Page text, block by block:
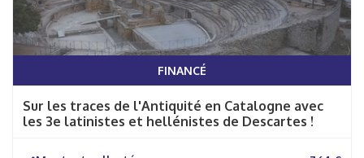
FINANCÉ
Sur les traces de l'Antiquité en Catalogne avec
les 3e latinistes et hellénistes de Descartes !